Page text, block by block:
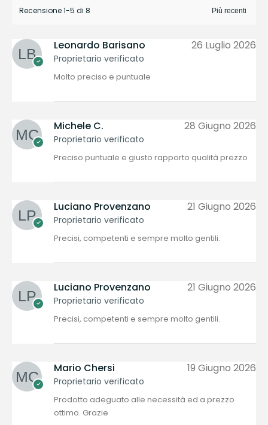
Recensione 1-5 di 8
Leonardo Barisano
Proprietario verificato
26 Luglio 2026
Molto preciso e puntuale
Michele C.
Proprietario verificato
28 Giugno 2026
Preciso puntuale e giusto rapporto qualità prezzo
Luciano Provenzano
Proprietario verificato
21 Giugno 2026
Precisi, competenti e sempre molto gentili.
Luciano Provenzano
Proprietario verificato
21 Giugno 2026
Precisi, competenti e sempre molto gentili.
Mario Chersi
Proprietario verificato
19 Giugno 2026
Prodotto adeguato alle necessità ed a prezzo
ottimo. Grazie